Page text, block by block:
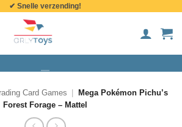
✔ Snelle verzending!
Card Games
Mega Pokémon Pichu’s
Forest Forage – Mattel